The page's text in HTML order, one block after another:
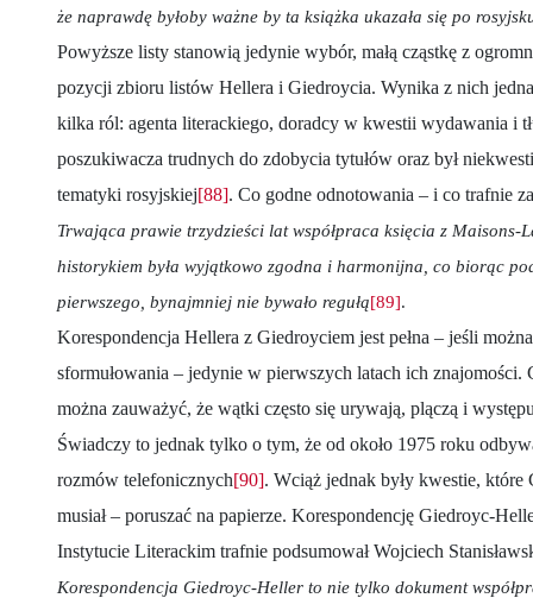
że naprawdę byłoby ważne by ta książka ukazała się po
Powyższe listy stanowią jedynie wybór, małą cząstkę z
pozycji zbioru listów Hellera i Giedroycia. Wynika z nich
kilka ról: agenta literackiego, doradcy w kwestii wydawania i
poszukiwacza trudnych do zdobycia tytułów oraz był
tematyki rosyjskiej[88]. Co godne odnotowania – i co trafnie
Trwająca prawie trzydzieści lat współpraca księcia z Maisons-
historykiem była wyjątkowo zgodna i harmonijna, co biorąc
pierwszego, bynajmniej nie bywało regułą[89].
Korespondencja Hellera z Giedroyciem jest pełna – jeśli
sformułowania – jedynie w pierwszych latach ich znajomości.
można zauważyć, że wątki często się urywają, plączą i
Świadczy to jednak tylko o tym, że od około 1975 roku
rozmów telefonicznych[90]. Wciąż jednak były kwestie, które
musiał – poruszać na papierze. Korespondencję Giedroyc-
Instytucie Literackim trafnie podsumował Wojciech
Korespondencja Giedroyc-Heller to nie tylko dokument